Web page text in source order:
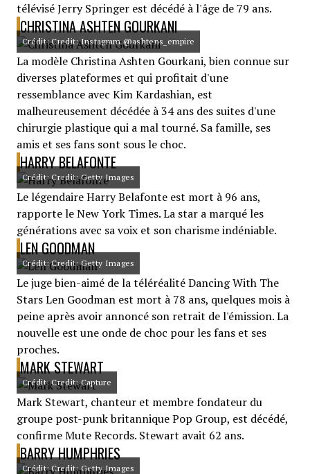
télévisé Jerry Springer est décédé à l'âge de 79 ans.
CHRISTINA ASHTEN GOURKANI
Crédit: Credit: Instagram @ashtens_empire
La modèle Christina Ashten Gourkani, bien connue sur
diverses plateformes et qui profitait d'une
ressemblance avec Kim Kardashian, est
malheureusement décédée à 34 ans des suites d'une
chirurgie plastique qui a mal tourné. Sa famille, ses
amis et ses fans sont sous le choc.
HARRY BELAFONTE
Crédit: Credit: Getty Images
Le légendaire Harry Belafonte est mort à 96 ans,
rapporte le New York Times. La star a marqué les
générations avec sa voix et son charisme indéniable.
LEN GOODMAN
Crédit: Credit: Getty Images
Le juge bien-aimé de la téléréalité Dancing With The
Stars Len Goodman est mort à 78 ans, quelques mois à
peine après avoir annoncé son retrait de l'émission. La
nouvelle est une onde de choc pour les fans et ses
proches.
MARK STEWART
Crédit: Credit: Capture
Mark Stewart, chanteur et membre fondateur du
groupe post-punk britannique Pop Group, est décédé,
confirme Mute Records. Stewart avait 62 ans.
BARRY HUMPHRIES
Crédit: Credit: Getty Images